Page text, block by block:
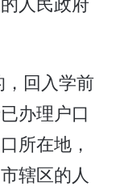
回入学前
办理户口
所在地，
辖区的人